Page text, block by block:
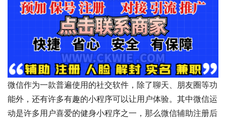
微信作为一款普遍使用的社交软件，除了聊天、朋友圈等功
能外，还有许多有趣的小程序可以让用户体验。其中微信运
动是许多用户喜爱的健身小程序之一，那么微信辅助注册后